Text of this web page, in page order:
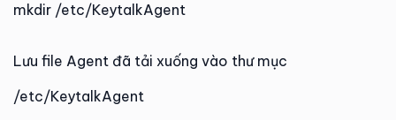
mkdir /etc/KeytalkAgent
Lưu file Agent đã tải xuống vào thư mục
/etc/KeytalkAgent